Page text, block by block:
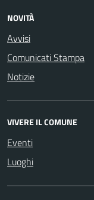
NOVITÀ
Avvisi
Comunicati Stampa
Notizie
VIVERE IL COMUNE
Eventi
Luoghi